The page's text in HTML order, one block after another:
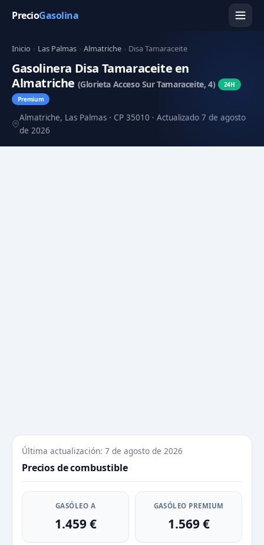
PrecioGasolina
Inicio › Las Palmas › Almatriche › Disa Tamaraceite
Gasolinera Disa Tamaraceite en
Almatriche (Glorieta Acceso Sur Tamaraceite, 4)
24H
Premium
Almatriche, Las Palmas · CP 35010 · Actualizado 7 de agosto
de 2026
Última actualización: 7 de agosto de 2026
Precios de combustible
GASÓLEO A
1.459 €
GASÓLEO PREMIUM
1.569 €